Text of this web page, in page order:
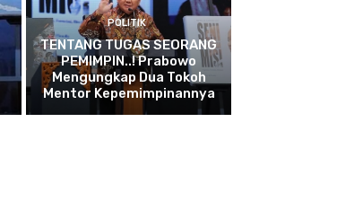
POLITIK
TENTANG TUGAS SEORANG
PEMIMPIN..! Prabowo
Mengungkap Dua Tokoh
Mentor Kepemimpinannya